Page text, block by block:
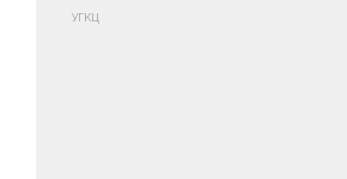
УГКЦ